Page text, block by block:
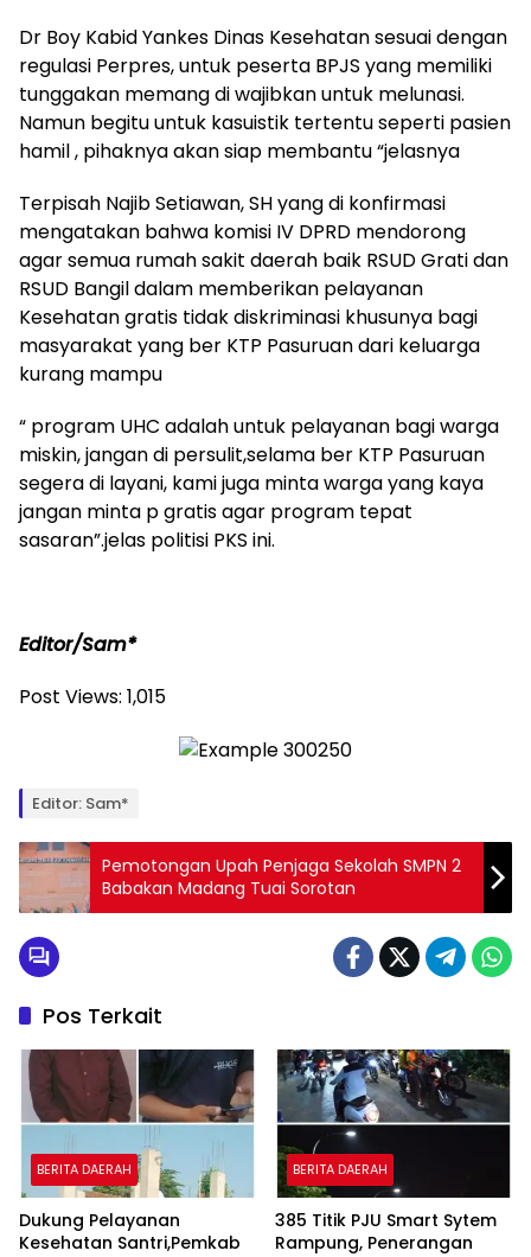
Dr Boy Kabid Yankes Dinas Kesehatan sesuai dengan
regulasi Perpres, untuk peserta BPJS yang memiliki
tunggakan memang di wajibkan untuk melunasi.
Namun begitu untuk kasuistik tertentu seperti pasien
hamil , pihaknya akan siap membantu “jelasnya
Terpisah Najib Setiawan, SH yang di konfirmasi
mengatakan bahwa komisi IV DPRD mendorong
agar semua rumah sakit daerah baik RSUD Grati dan
RSUD Bangil dalam memberikan pelayanan
Kesehatan gratis tidak diskriminasi khusunya bagi
masyarakat yang ber KTP Pasuruan dari keluarga
kurang mampu
“ program UHC adalah untuk pelayanan bagi warga
miskin, jangan di persulit,selama ber KTP Pasuruan
segera di layani, kami juga minta warga yang kaya
jangan minta p gratis agar program tepat
sasaran”.jelas politisi PKS ini.
Editor/Sam*
Post Views: 1,015
Editor: Sam*
Pemotongan Upah Penjaga Sekolah SMPN 2
Babakan Madang Tuai Sorotan
Pos Terkait
BERITA DAERAH
Dukung Pelayanan
Kesehatan Santri,Pemkab
BERITA DAERAH
385 Titik PJU Smart Sytem
Rampung, Penerangan